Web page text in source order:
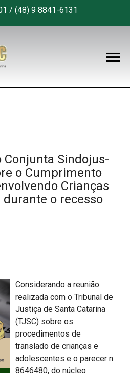
/ (48) 9 8841-6131
Conjunta Sindojus-
o Cumprimento
Crianças
o recesso
Considerando a reunião
realizada com o Tribunal de
Justiça de Santa Catarina
(TJSC) sobre os
procedimentos de
translado de crianças e
adolescentes e o parecer n.
8646480, do núcleo